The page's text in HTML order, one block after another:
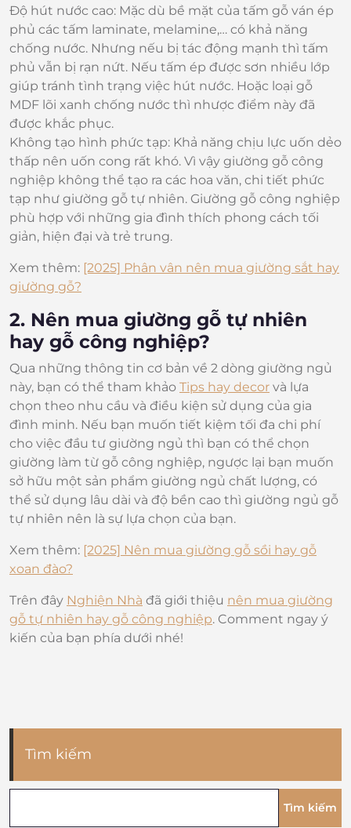
Độ hút nước cao: Mặc dù bề mặt của tấm gỗ ván ép
phủ các tấm laminate, melamine,… có khả năng
chống nước. Nhưng nếu bị tác động mạnh thì tấm
phủ vẫn bị rạn nứt. Nếu tấm ép được sơn nhiều lớp
giúp tránh tình trạng việc hút nước. Hoặc loại gỗ
MDF lõi xanh chống nước thì nhược điểm này đã
được khắc phục.
Không tạo hình phức tạp: Khả năng chịu lực uốn dẻo
thấp nên uốn cong rất khó. Vì vậy giường gỗ công
nghiệp không thể tạo ra các hoa văn, chi tiết phức
tạp như giường gỗ tự nhiên. Giường gỗ công nghiệp
phù hợp với những gia đình thích phong cách tối
giản, hiện đại và trẻ trung.
Xem thêm: [2025] Phân vân nên mua giường sắt hay
giường gỗ?
2. Nên mua giường gỗ tự nhiên
hay gỗ công nghiệp?
Qua những thông tin cơ bản về 2 dòng giường ngủ
này, bạn có thể tham khảo Tips hay decor và lựa
chọn theo nhu cầu và điều kiện sử dụng của gia
đình minh. Nếu bạn muốn tiết kiệm tối đa chi phí
cho việc đầu tư giường ngủ thì bạn có thể chọn
giường làm từ gỗ công nghiệp, ngược lại bạn muốn
sở hữu một sản phẩm giường ngủ chất lượng, có
thể sử dụng lâu dài và độ bền cao thì giường ngủ gỗ
tự nhiên nên là sự lựa chọn của bạn.
Xem thêm: [2025] Nên mua giường gỗ sồi hay gỗ
xoan đào?
Trên đây Nghiện Nhà đã giới thiệu nên mua giường
gỗ tự nhiên hay gỗ công nghiệp. Comment ngay ý
kiến của bạn phía dưới nhé!
Tìm kiếm
Tìm kiếm